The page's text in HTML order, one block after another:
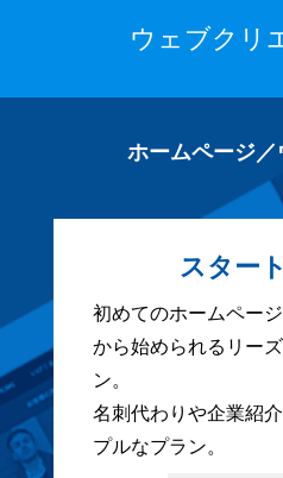
ウェブクリ
ホームページ／
スタート
初めてのホームペー
から始められるリー
ン。
名刺代わりや企業紹
プルなプラン。